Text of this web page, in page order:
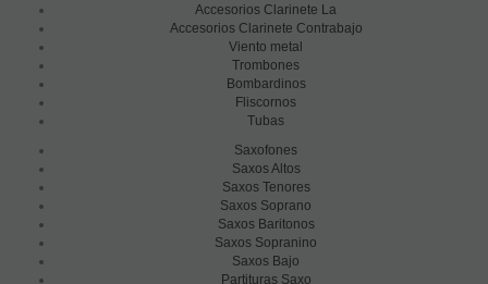
Accesorios Clarinete La
Accesorios Clarinete Contrabajo
Viento metal
Trombones
Bombardinos
Fliscornos
Tubas
Saxofones
Saxos Altos
Saxos Tenores
Saxos Soprano
Saxos Baritonos
Saxos Sopranino
Saxos Bajo
Partituras Saxo